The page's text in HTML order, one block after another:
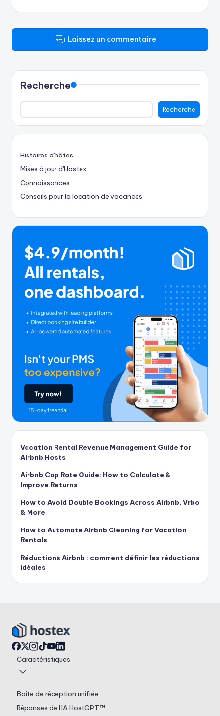
Laissez un commentaire
Recherche
Recherche
Histoires d'hôtes
Mises à jour d'Hostex
Connaissances
Conseils pour la location de vacances
Vacation Rental Revenue Management Guide for
Airbnb Hosts
Airbnb Cap Rate Guide: How to Calculate &
Improve Returns
How to Avoid Double Bookings Across Airbnb, Vrbo
& More
How to Automate Airbnb Cleaning for Vacation
Rentals
Réductions Airbnb : comment définir les réductions
idéales
Caractéristiques
Boîte de réception unifiée
Réponses de l'IA HostGPT™